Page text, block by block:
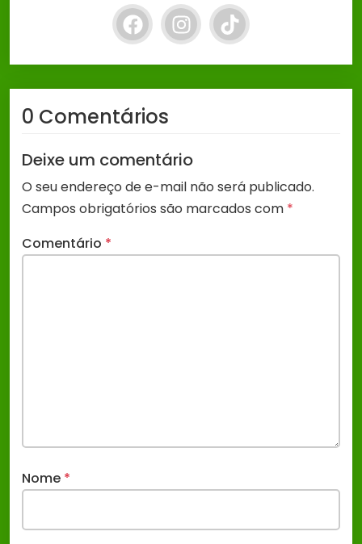
0 Comentários
Deixe um comentário
O seu endereço de e-mail não será publicado.
Campos obrigatórios são marcados com *
Comentário *
Nome *